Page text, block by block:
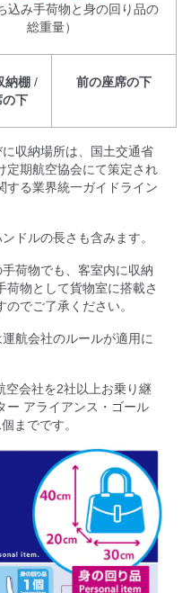
込み手荷物と身の回り品の
総重量）
納棚 /
下
前の座席の下
収納場所は、国土交通省
定期航空協会にて策定され
する業界統一ガイドライン
ドルの長さも含みます。
荷物でも、客室内に収納
荷物として貨物室に搭載さ
でご了承ください。
航会社のルールが適用に
空会社を2社以上お乗り継
ー アライアンス・ゴール
までです。